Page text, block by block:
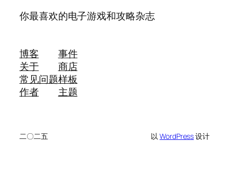
你最喜欢的电子游戏和攻略杂志
博客
关于
常见问题
作者
事件
商店
样板
主题
二〇二五 以WordPress设计